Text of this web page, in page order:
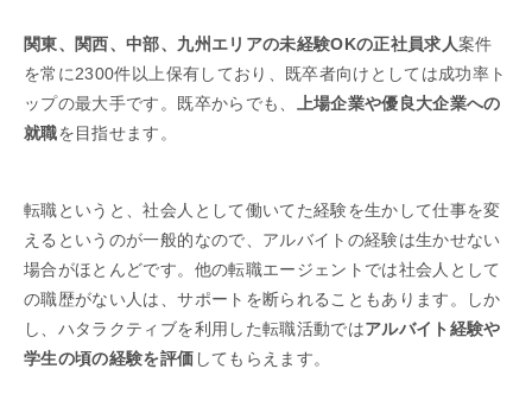
関東、関西、中部、九州エリアの未経験OKの正社員求人案件
を常に2300件以上保有しており、既卒者向けとしては成功率ト
ップの最大手です。既卒からでも、
上場企業や優良大企業への
就職を目指せます。
転職というと、社会人として働いてた経験を生かして仕事を変
えるというのが一般的なので、アルバイトの経験は生かせない
場合がほとんどです。他の転職エージェントでは社会人として
の職歴がない人は、サポートを断られることもあります。しか
し、ハタラクティブを利用した転職活動ではアルバイト経験や
学生の頃の経験を評価 してもらえます。